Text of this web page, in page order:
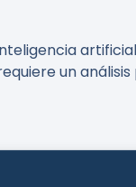
un análisis